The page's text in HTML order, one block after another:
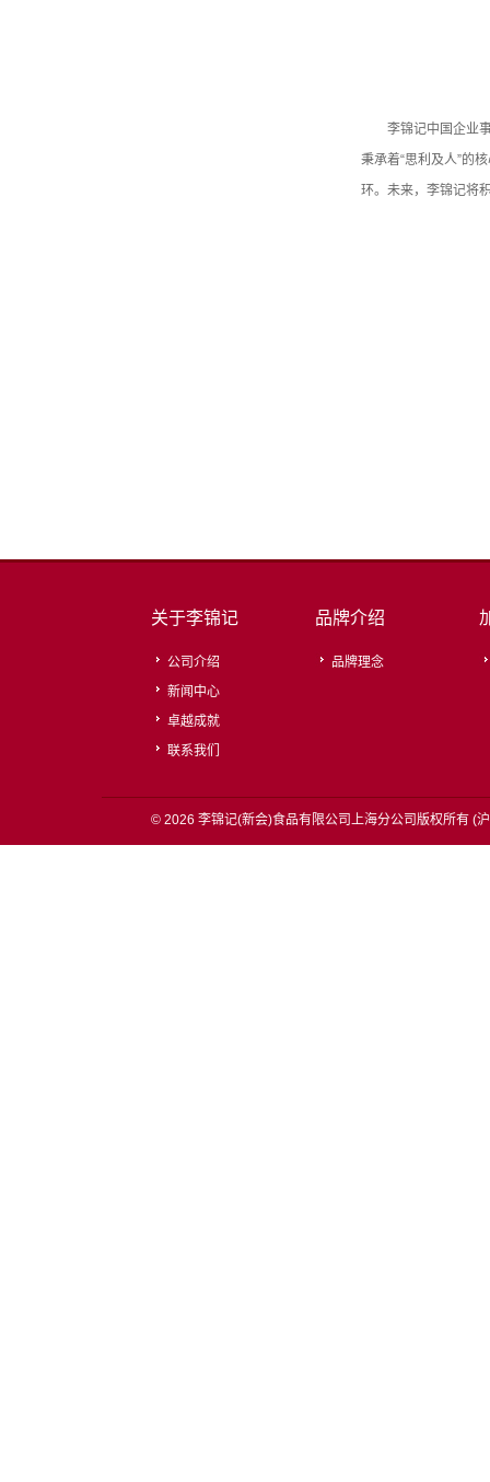
李锦记中国企业
秉承着“思利及人”的
环。未来，李锦记将
关于李锦记
公司介绍
新闻中心
卓越成就
联系我们
品牌介绍
品牌理念
© 2026 李锦记(新会)食品有限公司上海分公司版权所有 (